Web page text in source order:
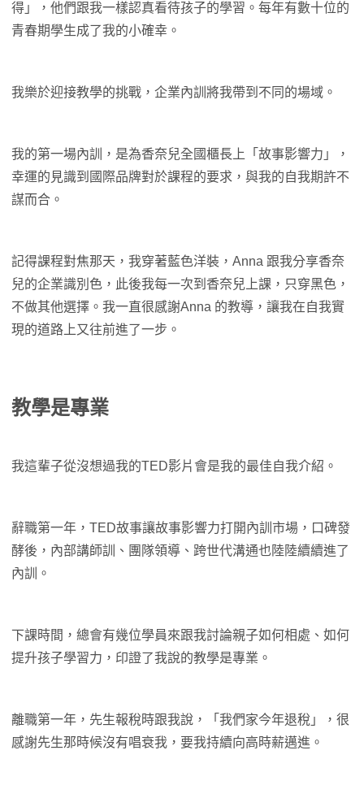
得」，他們跟我一樣認真看待孩子的學習。每年有數十位的
青春期學生成了我的小確幸。
我樂於迎接教學的挑戰，企業內訓將我帶到不同的場域。
我的第一場內訓，是為香奈兒全國櫃長上「故事影響力」，
幸運的見識到國際品牌對於課程的要求，與我的自我期許不
謀而合。
記得課程對焦那天，我穿著藍色洋裝，Anna 跟我分享香奈
兒的企業識別色，此後我每一次到香奈兒上課，只穿黑色，
不做其他選擇。我一直很感謝Anna 的教導，讓我在自我實
現的道路上又往前進了一步。
教學是專業
我這輩子從沒想過我的TED影片會是我的最佳自我介紹。
辭職第一年，TED故事讓故事影響力打開內訓市場，口碑發
酵後，內部講師訓、團隊領導、跨世代溝通也陸陸續續進了
內訓。
下課時間，總會有幾位學員來跟我討論親子如何相處、如何
提升孩子學習力，印證了我說的教學是專業。
離職第一年，先生報稅時跟我說，「我們家今年退稅」，很
感謝先生那時候沒有唱衰我，要我持續向高時薪邁進。